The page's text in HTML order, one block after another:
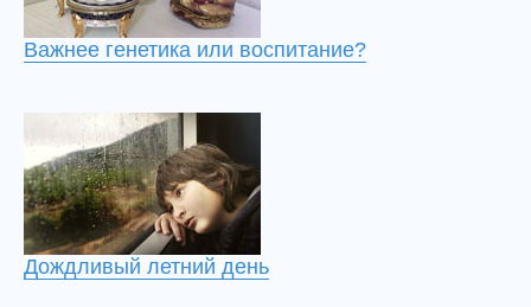
Важнее генетика или воспитание?
Дождливый летний день